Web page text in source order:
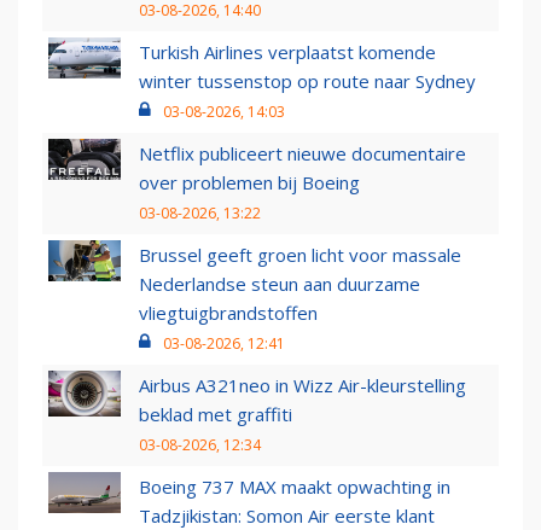
03-08-2026, 14:40
Turkish Airlines verplaatst komende
winter tussenstop op route naar Sydney
03-08-2026, 14:03
Netflix publiceert nieuwe documentaire
over problemen bij Boeing
03-08-2026, 13:22
Brussel geeft groen licht voor massale
Nederlandse steun aan duurzame
vliegtuigbrandstoffen
03-08-2026, 12:41
Airbus A321neo in Wizz Air-kleurstelling
beklad met graffiti
03-08-2026, 12:34
Boeing 737 MAX maakt opwachting in
Tadzjikistan: Somon Air eerste klant